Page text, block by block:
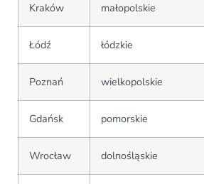
Kraków małopolskie
Łódź łódzkie
Poznań wielkopolskie
Gdańsk pomorskie
Wrocław dolnośląskie